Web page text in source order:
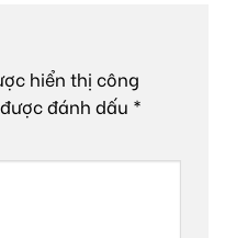
hiển thị công
đánh dấu *